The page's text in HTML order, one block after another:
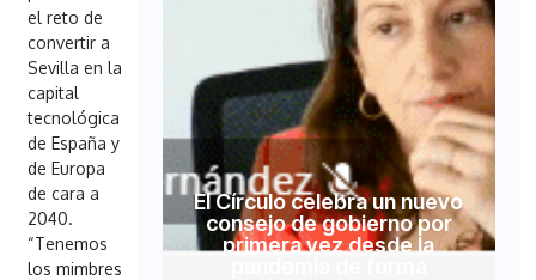
el reto de
convertir a
Sevilla en la
capital
tecnológica
de España y
de Europa
de cara a
2040.
“Tenemos
los mimbres
El Círculo celebra un nuevo
consejo de gobierno por
primera vez desde la